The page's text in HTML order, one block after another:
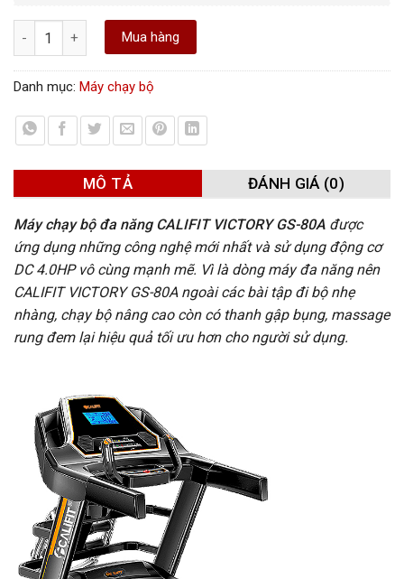
Máy chạy bộ đa năng CALIFIT VICTORY GS-80A số lượng
Mua hàng
Danh mục: Máy chạy bộ
MÔ TẢ ĐÁNH GIÁ (0)
Máy chạy bộ đa năng CALIFIT VICTORY GS-80A được
ứng dụng những công nghệ mới nhất và sử dụng động cơ
DC 4.0HP vô cùng mạnh mẽ. Vì là dòng máy đa năng nên
CALIFIT VICTORY GS-80A ngoài các bài tập đi bộ nhẹ
nhàng, chạy bộ nâng cao còn có thanh gập bụng, massage
rung đem lại hiệu quả tối ưu hơn cho người sử dụng.